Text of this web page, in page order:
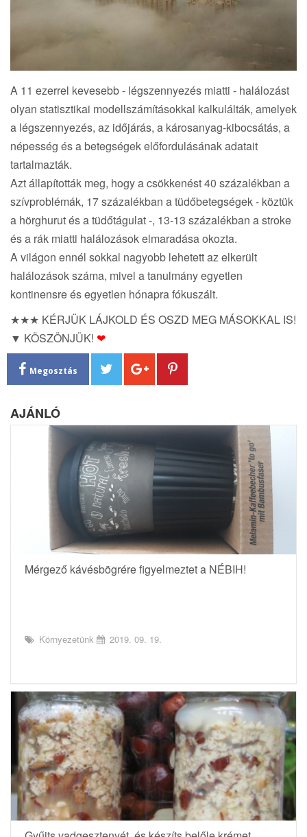
A 11 ezerrel kevesebb - légszennyezés miatti - halálozást
olyan statisztikai modellszámításokkal kalkulálták, amelyek
a légszennyezés, az időjárás, a károsanyag-kibocsátás, a
népesség és a betegségek előfordulásának adatait
tartalmazták.
Azt állapították meg, hogy a csökkenést 40 százalékban a
szívproblémák, 17 százalékban a tüdőbetegségek - köztük
a hörghurut és a tüdőtágulat -, 13-13 százalékban a stroke
és a rák miatti halálozások elmaradása okozta.
A világon ennél sokkal nagyobb lehetett az elkerült
halálozások száma, mivel a tanulmány egyetlen
kontinensre és egyetlen hónapra fókuszált.
★★★ KÉRJÜK LÁJKOLD ÉS OSZD MEG MÁSOKKAL IS!
▼ KÖSZÖNJÜK! ❤
Megosztás
AJÁNLÓ
Mérgező kávésbögrére figyelmeztet a NÉBIH!
Környezetünk 2019. 09. 19.